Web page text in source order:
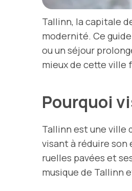
Tallinn, la capitale
modernité. Ce
ou un séjour
mieux de cette ville
Pourquoi
Tallinn est une ville
visant à réduire son
ruelles pavées et
musique de Tallinn